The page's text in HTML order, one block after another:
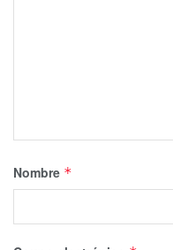
Nombre *